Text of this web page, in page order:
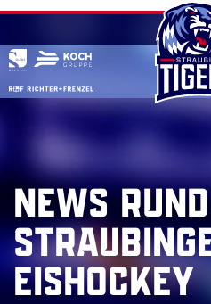
Skip
content
NEWS
EISHOCKEY